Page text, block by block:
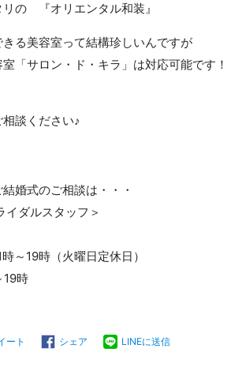
の 『オリエンタル和装』
る美容室って結構珍しいんですが
「サロン・ド・キラ」は対応可能です！
談ください♪
婚式のご相談は・・・
イダルスタッフ＞
～19時（火曜日定休日）
19時
ート シェア LINEに送信